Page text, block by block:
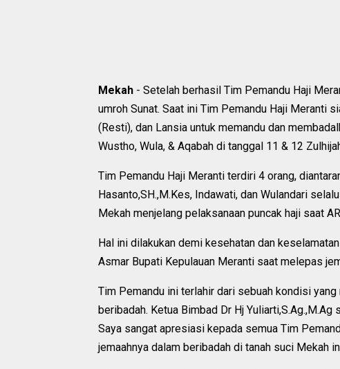
Mekah - Setelah berhasil Tim Pemandu Haji
umroh Sunat. Saat ini Tim Pemandu Haji Meranti
(Resti), dan Lansia untuk memandu dan
Wustho, Wula, & Aqabah di tanggal 11 & 12
Tim Pemandu Haji Meranti terdiri 4 orang,
Hasanto,SH.,M.Kes, Indawati, dan Wulandari
Mekah menjelang pelaksanaan puncak haji saat
Hal ini dilakukan demi kesehatan dan
Asmar Bupati Kepulauan Meranti saat melepas
Tim Pemandu ini terlahir dari sebuah kondisi
beribadah. Ketua Bimbad Dr Hj
Saya sangat apresiasi kepada semua Tim
jemaahnya dalam beribadah di tanah suci Mekah